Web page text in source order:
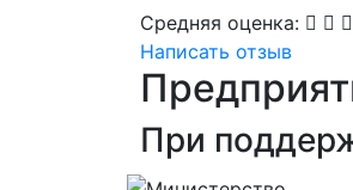
Средняя оценка:
Написать отзыв
При